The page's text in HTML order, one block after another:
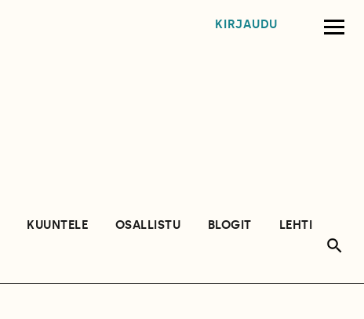
KIRJAUDU
KUUNTELE OSALLISTU BLOGIT
LEHTI